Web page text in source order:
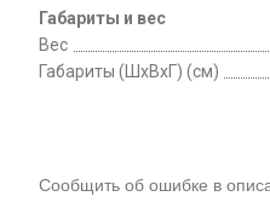
Габариты и вес
Вес
Габариты (ШхВхГ) (см)
Сообщить об ошибке в